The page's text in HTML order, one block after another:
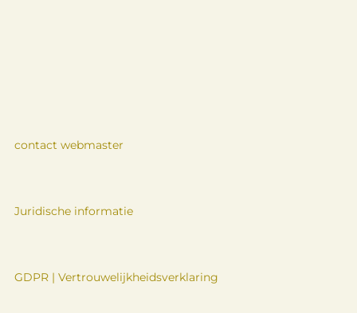
contact webmaster
Juridische informatie
GDPR | Vertrouwelijkheidsverklaring